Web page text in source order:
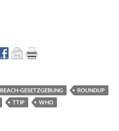
REACH-GESETZGEBUNG
ROUNDUP
TTIP WHO